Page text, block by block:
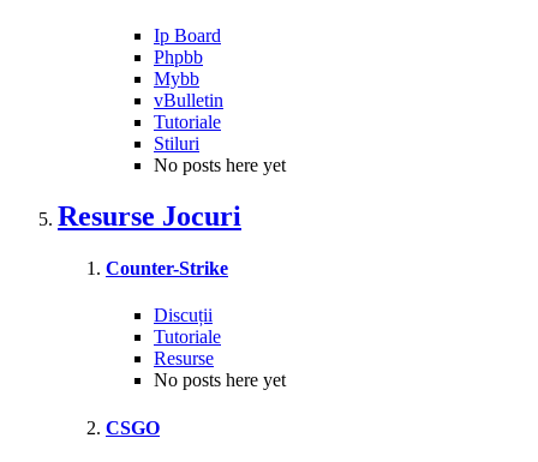
Ip Board
Phpbb
Mybb
vBulletin
Tutoriale
Stiluri
No posts here yet
Resurse Jocuri
Counter-Strike
Discuții
Tutoriale
Resurse
No posts here yet
CSGO